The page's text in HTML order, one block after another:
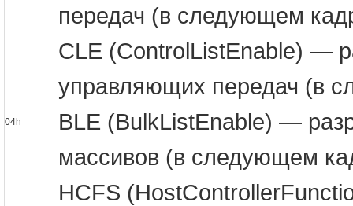
04h
передач (в следующем
CLE (ControlListEnable) —
управляющих передач (в
BLE (BulkListEnable) —
массивов (в следующем
HCFS